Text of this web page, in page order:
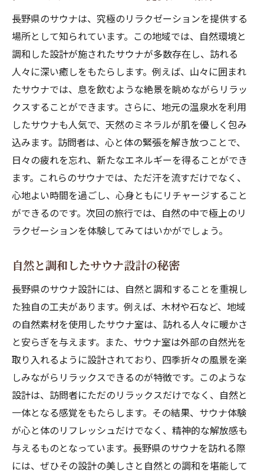
長野県のサウナは、究極のリラクゼーションを提供する
場所として知られています。この地域では、自然環境と
調和した設計が施されたサウナが多数存在し、訪れる
人々に深い癒しをもたらします。例えば、山々に囲まれ
たサウナでは、息を飲むような絶景を眺めながらリラッ
クスすることができます。さらに、地元の温泉水を利用
したサウナも人気で、天然のミネラルが肌を優しく包み
込みます。訪問者は、心と体の緊張を解き放つことで、
日々の疲れを忘れ、新たなエネルギーを得ることができ
ます。これらのサウナでは、ただ汗を流すだけでなく、
心地よい時間を過ごし、心身ともにリチャージすること
ができるのです。次回の旅行では、自然の中で極上のリ
ラクゼーションを体験してみてはいかがでしょう。
自然と調和したサウナ設計の秘密
長野県のサウナ設計には、自然と調和することを重視し
た独自の工夫があります。例えば、木材や石など、地域
の自然素材を使用したサウナ室は、訪れる人々に暖かさ
と安らぎを与えます。また、サウナ室は外部の自然光を
取り入れるように設計されており、四季折々の風景を楽
しみながらリラックスできるのが特徴です。このような
設計は、訪問者にただのリラックスだけでなく、自然と
一体となる感覚をもたらします。その結果、サウナ体験
が心と体のリフレッシュだけでなく、精神的な解放感も
与えるものとなっています。長野県のサウナを訪れる際
には、ぜひその設計の美しさと自然との調和を堪能して